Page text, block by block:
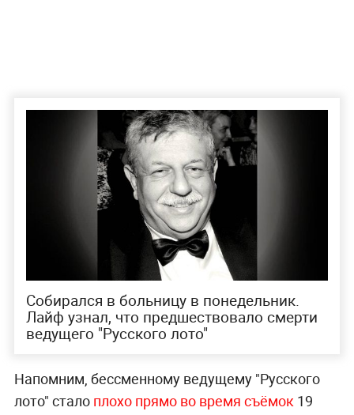
Собирался в больницу в понедельник.
Лайф узнал, что предшествовало смерти
ведущего "Русского лото"
Напомним, бессменному ведущему "Русского
лото" стало плохо прямо во время съёмок19